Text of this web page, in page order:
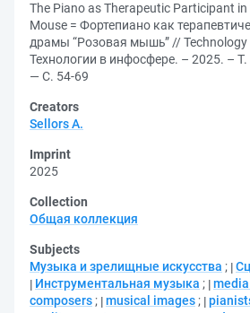
The Piano as Therapeutic Participant
Mouse = Фортепиано как
драмы “Розовая мышь” // Technology
Технологии в инфосфере. – 2025. –
— С. 54-69
Creators
Sellors A.
Imprint
2025
Collection
Общая коллекция
Subjects
Музыка и зрелищные искусства ;
Инструментальная музыка ;
composers ; musical images ;